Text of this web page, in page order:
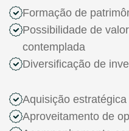
Formação de
Possibilidade de
contemplada
Diversificação de
Aquisição
Aproveitamento de